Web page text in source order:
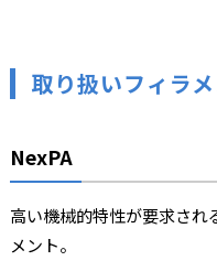
取り扱いフィラ
NexPA
高い機械的特性が要求され
メント。